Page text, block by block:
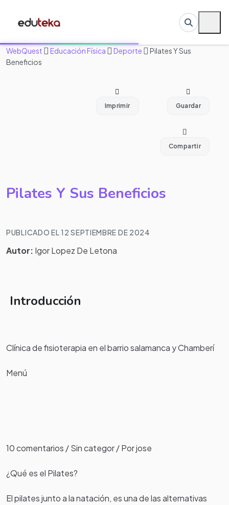
WebQuest Educación Física Deporte
Pilates Y Sus
Beneficios
Imprimir Guardar
Compartir
Pilates Y Sus Beneficios
PUBLICADO EL 12 SEPTIEMBRE DE 2024
Autor: Igor Lopez De Letona
Introducción
Clínica de fisioterapia en el barrio salamanca y Chamberí
Menú
10 comentarios / Sin categor / Por jose
¿Qué es el Pilates?
El pilates junto a la natación, es una de las alternativas